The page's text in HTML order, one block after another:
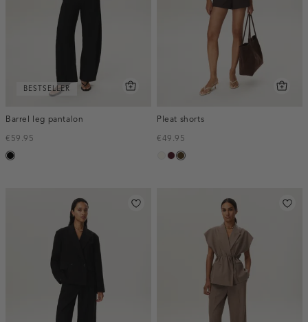
BESTSELLER
Barrel leg pantalon
€59.95
zwart
Pleat shorts
€49.95
creme,
pruim,
toffee